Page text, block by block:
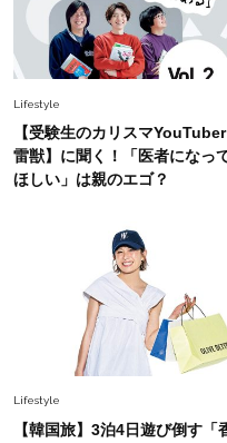
に更新あり
オシャレ
旬着こなし
選び」！
【40代のT
いめハーフ
Fashion
スタイリス
やぐ【甘め
Lifestyle
【受験生のカリスマYouTuber
雷獣】に聞く！「医者になっ
ほしい」は親のエゴ？
Lifestyle
【韓国旅】3泊4日遊び倒す「